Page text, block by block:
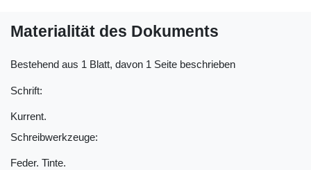
Materialität des Dokuments
Bestehend aus 1 Blatt, davon 1 Seite beschrieben
Schrift:
Kurrent.
Schreibwerkzeuge:
Feder. Tinte.